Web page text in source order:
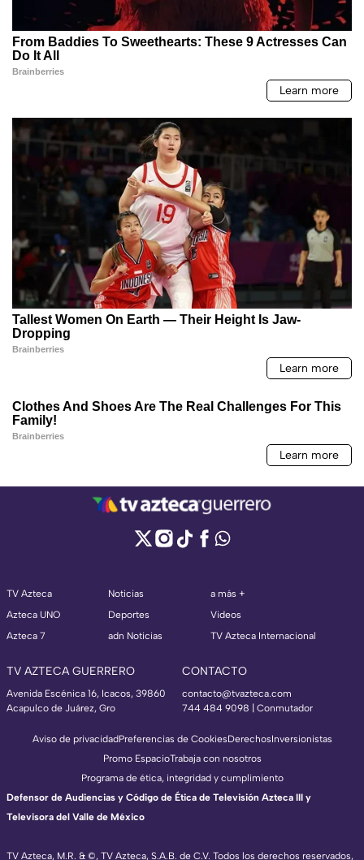
TV Azteca
Azteca UNO
Azteca 7
Noticias
Deportes
adn Noticias
a más +
Videos
TV Azteca Internacional
TV AZTECA GUERRERO
Avenida Escénica 16, Icacos, 39860
Acapulco de Juárez, Gro
CONTACTO
contacto@tvazteca.com
744 484 9098 | Conmutador
TV Azteca, M.R. & ©, TV Azteca, S.A.B. de C.V. Todos los derechos reservados,
Aviso de privacidadPreferencias de CookiesDerechosInversionistas
Promo EspacioTrabaja con nosotros
Programa de ética, integridad y cumplimiento
Defensor de Audiencias y Código de Ética de Televisión Azteca III y
Televisora del Valle de México